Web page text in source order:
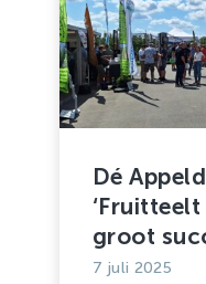
Dé
‘Fruitteelt
groot
7 juli 2025